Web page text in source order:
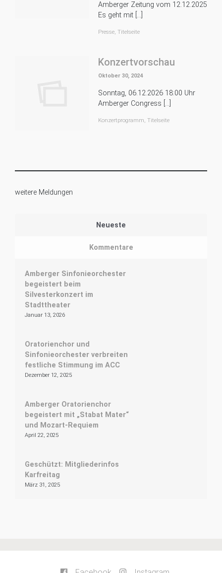
Amberger Zeitung vom 12.12.2025
Es geht mit […]
Presse, Titelseite
Konzertvorschau
Oktober 30, 2024
Sonntag, 06.12.2026 18:00 Uhr
Amberger Congress […]
Konzertprogramm, Titelseite
weitere Meldungen
Neueste
Kommentare
Amberger Sinfonieorchester
begeistert beim
Silvesterkonzert im
Stadttheater
Januar 13, 2026
Oratorienchor und
Sinfonieorchester verbreiten
festliche Stimmung im ACC
Dezember 12, 2025
Amberger Oratorienchor
begeistert mit „Stabat Mater“
und Mozart-Requiem
April 22, 2025
Geschützt: Mitgliederinfos
Karfreitag
März 31, 2025